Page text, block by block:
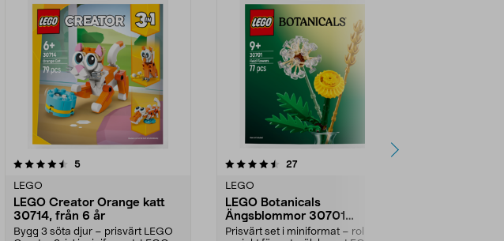
5recensioner
LEGO
LEGO Creator Orange katt
30714, från 6 år
Bygg 3 söta djur – prisvärt LEGO
4.5 av 5 stjärnor 27recensioner
LEGO
LEGO Botanicals
Ängsblommor 30701
minipåse, från 9 år
Prisvärt set i miniformat – roligt
5.0 av 5 stjärnor